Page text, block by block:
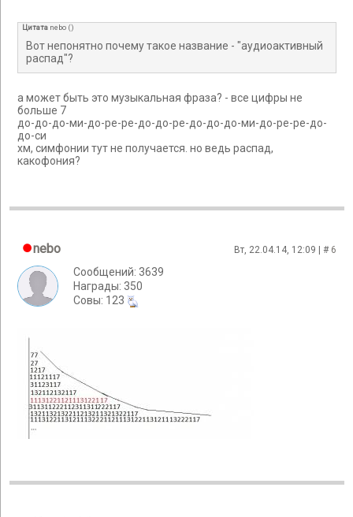
Цитата nebo ()
Вот непонятно почему такое название - "аудиоактивный
распад"?
а может быть это музыкальная фраза? - все цифры не
больше 7
до-до-до-ми-до-ре-ре-до-до-ре-до-до-до-ми-до-ре-ре-до-
до-си
хм, симфонии тут не получается. но ведь распад,
какофония?
nebo Вт, 22.04.14, 12:09 | # 6
Сообщений: 3639
Награды: 350
Cовы: 123